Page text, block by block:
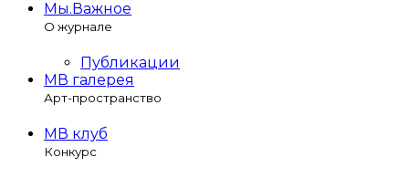
Мы.Важное
О журнале
Публикации
МВ галерея
Арт-пространство
МВ клуб
Конкурс